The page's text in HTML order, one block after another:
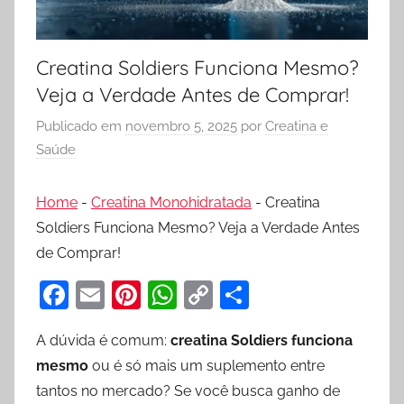
Creatina Soldiers Funciona Mesmo?
Veja a Verdade Antes de Comprar!
Publicado em novembro 5, 2025 por Creatina e
Saúde
Home - Creatina Monohidratada - Creatina
Soldiers Funciona Mesmo? Veja a Verdade Antes
de Comprar!
F
c
e
E
ai
l
Pi
er
e
W
at
s
C
p
y
ar
e
A dúvida é comum: creatina Soldiers funciona
mesmo ou é só mais um suplemento entre
tantos no mercado? Se você busca ganho de